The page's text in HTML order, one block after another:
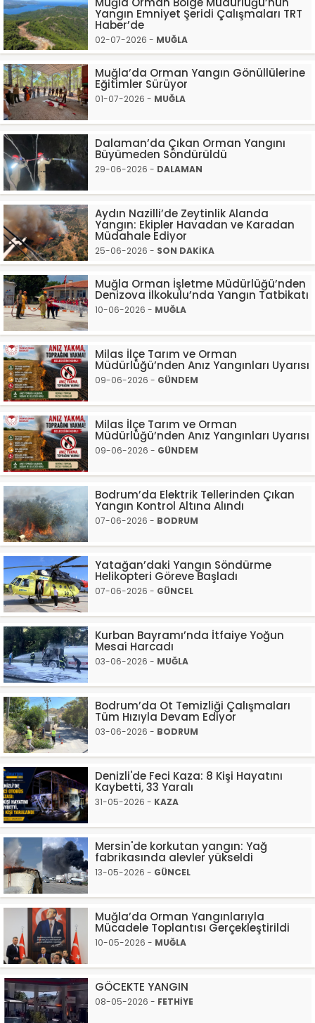
Yangın Emniyet Şeridi Çalışmaları TRT
Haber’de
02-07-2026 - MUĞLA
Muğla’da Orman Yangın Gönüllülerine
Eğitimler Sürüyor
01-07-2026 - MUĞLA
Dalaman’da Çıkan Orman Yangını
Büyümeden Söndürüldü
29-06-2026 - DALAMAN
Aydın Nazilli’de Zeytinlik Alanda
Yangın: Ekipler Havadan ve Karadan
Müdahale Ediyor
25-06-2026 - SON DAKİKA
Muğla Orman İşletme Müdürlüğü’nden
Denizova İlkokulu’nda Yangın Tatbikatı
10-06-2026 - MUĞLA
Milas İlçe Tarım ve Orman
Müdürlüğü’nden Anız Yangınları Uyarısı
09-06-2026 - GÜNDEM
Milas İlçe Tarım ve Orman
Müdürlüğü’nden Anız Yangınları Uyarısı
09-06-2026 - GÜNDEM
Bodrum’da Elektrik Tellerinden Çıkan
Yangın Kontrol Altına Alındı
07-06-2026 - BODRUM
Yatağan’daki Yangın Söndürme
Helikopteri Göreve Başladı
07-06-2026 - GÜNCEL
Kurban Bayramı’nda İtfaiye Yoğun
Mesai Harcadı
03-06-2026 - MUĞLA
Bodrum’da Ot Temizliği Çalışmaları
Tüm Hızıyla Devam Ediyor
03-06-2026 - BODRUM
Denizli'de Feci Kaza: 8 Kişi Hayatını
Kaybetti, 33 Yaralı
31-05-2026 - KAZA
Mersin'de korkutan yangın: Yağ
fabrikasında alevler yükseldi
13-05-2026 - GÜNCEL
Muğla’da Orman Yangınlarıyla
Mücadele Toplantısı Gerçekleştirildi
10-05-2026 - MUĞLA
GÖCEKTE YANGIN
08-05-2026 - FETHİYE